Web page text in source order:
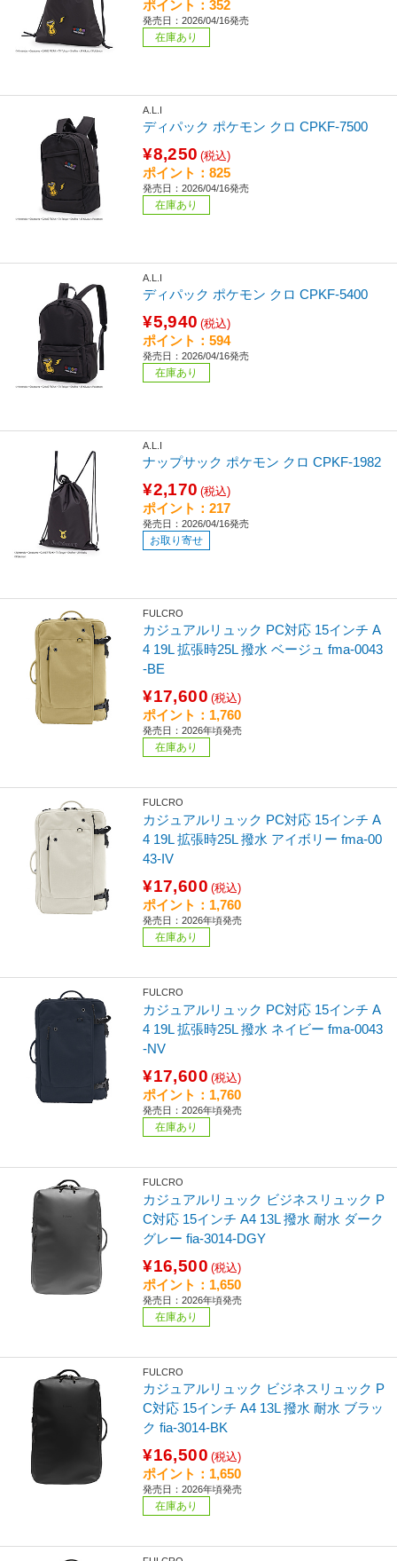
ポイント：352
発売日：2026/04/16発売
在庫あり
A.L.I
ディパック ポケモン クロ CPKF-7500
¥8,250 (税込)
ポイント：825
発売日：2026/04/16発売
在庫あり
A.L.I
ディパック ポケモン クロ CPKF-5400
¥5,940 (税込)
ポイント：594
発売日：2026/04/16発売
在庫あり
A.L.I
ナップサック ポケモン クロ CPKF-1982
¥2,170 (税込)
ポイント：217
発売日：2026/04/16発売
お取り寄せ
FULCRO
カジュアルリュック PC対応 15インチ A
4 19L 拡張時25L 撥水 ベージュ fma-0043
-BE
¥17,600 (税込)
ポイント：1,760
発売日：2026年頃発売
在庫あり
FULCRO
カジュアルリュック PC対応 15インチ A
4 19L 拡張時25L 撥水 アイボリー fma-00
43-IV
¥17,600 (税込)
ポイント：1,760
発売日：2026年頃発売
在庫あり
FULCRO
カジュアルリュック PC対応 15インチ A
4 19L 拡張時25L 撥水 ネイビー fma-0043
-NV
¥17,600 (税込)
ポイント：1,760
発売日：2026年頃発売
在庫あり
FULCRO
カジュアルリュック ビジネスリュック P
C対応 15インチ A4 13L 撥水 耐水 ダーク
グレー fia-3014-DGY
¥16,500 (税込)
ポイント：1,650
発売日：2026年頃発売
在庫あり
FULCRO
カジュアルリュック ビジネスリュック P
C対応 15インチ A4 13L 撥水 耐水 ブラッ
ク fia-3014-BK
¥16,500 (税込)
ポイント：1,650
発売日：2026年頃発売
在庫あり